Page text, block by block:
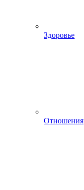
Здоровье
Отношения